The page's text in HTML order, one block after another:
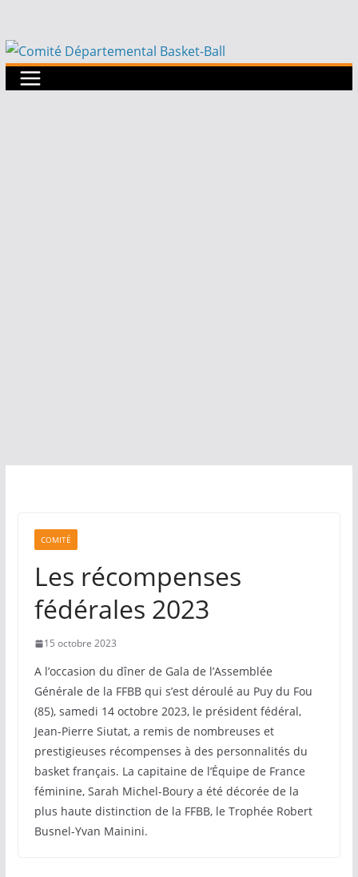
au
contenu
COMITÉ
Les récompenses
fédérales 2023
15 octobre 2023
A l’occasion du dîner de Gala de l’Assemblée
Générale de la FFBB qui s’est déroulé au Puy du Fou
(85), samedi 14 octobre 2023, le président fédéral,
Jean-Pierre Siutat, a remis de nombreuses et
prestigieuses récompenses à des personnalités du
basket français. La capitaine de l’Équipe de France
féminine, Sarah Michel-Boury a été décorée de la
plus haute distinction de la FFBB, le Trophée Robert
Busnel-Yvan Mainini.